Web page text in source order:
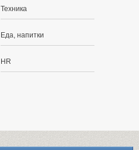
Техника
Еда, напитки
HR